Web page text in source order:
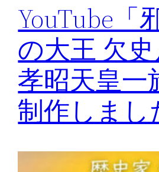
YouTube「
の大王 欠
孝昭天皇一
制作しまし